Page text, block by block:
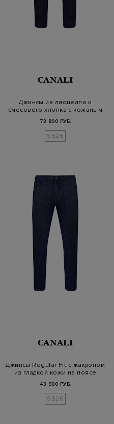
CANALI
Джинсы из лиоцелла и
смесового хлопка с кожаным
73 800 РУБ.
SS26
CANALI
Джинсы Regular Fit с жакроном
из гладкой кожи на поясе
43 900 РУБ.
SS26